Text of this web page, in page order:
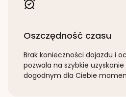
Oszczędność czasu
Brak konieczności dojazdu i
pozwala na szybkie
dogodnym dla Ciebie